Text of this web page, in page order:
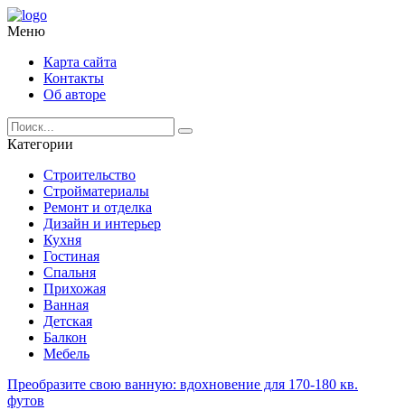
Меню
Карта сайта
Контакты
Об авторе
Категории
Строительство
Стройматериалы
Ремонт и отделка
Дизайн и интерьер
Кухня
Гостиная
Спальня
Прихожая
Ванная
Детская
Балкон
Мебель
Преобразите свою ванную: вдохновение для 170-180 кв.
футов